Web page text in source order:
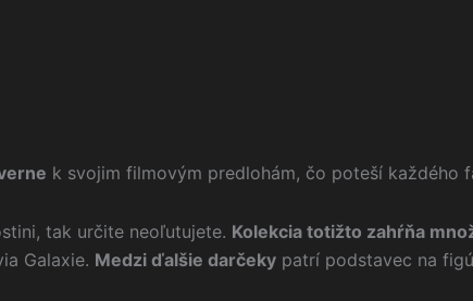
k svojim filmovým predlohám, čo poteší každého
tak určite neoľutujete. Kolekcia totižto zahŕňa
Galaxie. Medzi ďalšie darčeky patrí podstavec na